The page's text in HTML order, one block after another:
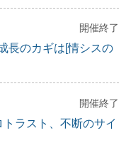
開催終了
長のカギは[情シスの
開催終了
ラスト、不断のサイ